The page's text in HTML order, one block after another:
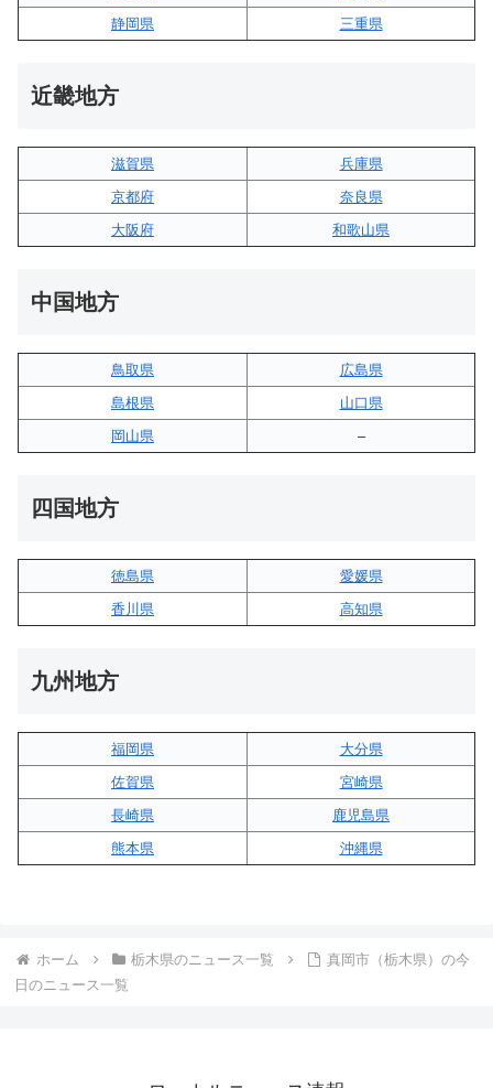
静岡県
三重県
近畿地方
滋賀県
兵庫県
京都府
奈良県
大阪府
和歌山県
中国地方
鳥取県
広島県
島根県
山口県
岡山県
–
四国地方
徳島県
愛媛県
香川県
高知県
九州地方
福岡県
大分県
佐賀県
宮崎県
長崎県
鹿児島県
熊本県
沖縄県
ホーム 栃木県のニュース一覧
真岡市（栃木県）の今
日のニュース一覧